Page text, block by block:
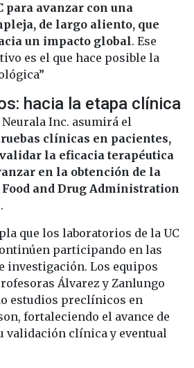
para avanzar con una
de largo aliento, que
un impacto global. Ese
es el que hace posible la
hacia la etapa clínica
Neurala Inc. asumirá el
clínicas en pacientes,
la eficacia terapéutica
en la obtención de la
and Drug Administration
.
que los laboratorios de la UC
participando en las
investigación. Los equipos
Álvarez y Zanlungo
estudios preclínicos en
fortaleciendo el avance de
validación clínica y eventual